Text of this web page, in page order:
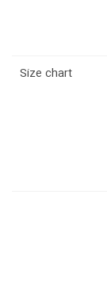
Size chart